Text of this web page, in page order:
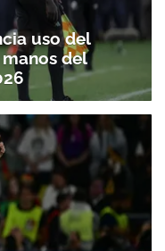
uso del
del